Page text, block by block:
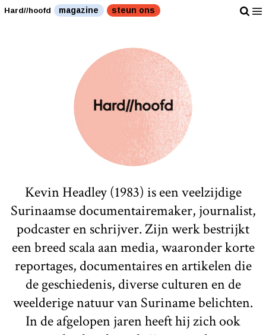
Hard//hoofd magazine steun ons
Kevin Headley (1983) is een veelzijdige
Surinaamse documentairemaker, journalist,
podcaster en schrijver. Zijn werk bestrijkt
een breed scala aan media, waaronder korte
reportages, documentaires en artikelen die
de geschiedenis, diverse culturen en de
weelderige natuur van Suriname belichten.
In de afgelopen jaren heeft hij zich ook